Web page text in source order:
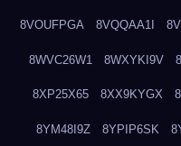
8VOUFPGA 8VQQAA1I
8WVC26W1 8WXYKI9V
8XP25X65 8XX9KYGX
8YM48I9Z 8YPIP6SK